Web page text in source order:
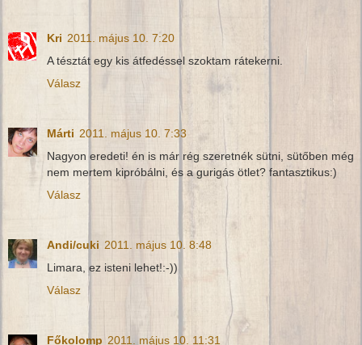
Kri 2011. május 10. 7:20
A tésztát egy kis átfedéssel szoktam rátekerni.
Válasz
Márti 2011. május 10. 7:33
Nagyon eredeti! én is már rég szeretnék sütni, sütőben még
nem mertem kipróbálni, és a gurigás ötlet? fantasztikus:)
Válasz
Andi/cuki 2011. május 10. 8:48
Limara, ez isteni lehet!:-))
Válasz
Főkolomp 2011. május 10. 11:31